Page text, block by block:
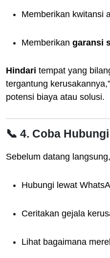
Memberikan kwitansi
Memberikan garansi
Hindari tempat yang
tergantung
potensi biaya atau solusi.
📞 4. Coba
Sebelum datang
Hubungi lewat
Ceritakan gejala
Lihat bagaimana